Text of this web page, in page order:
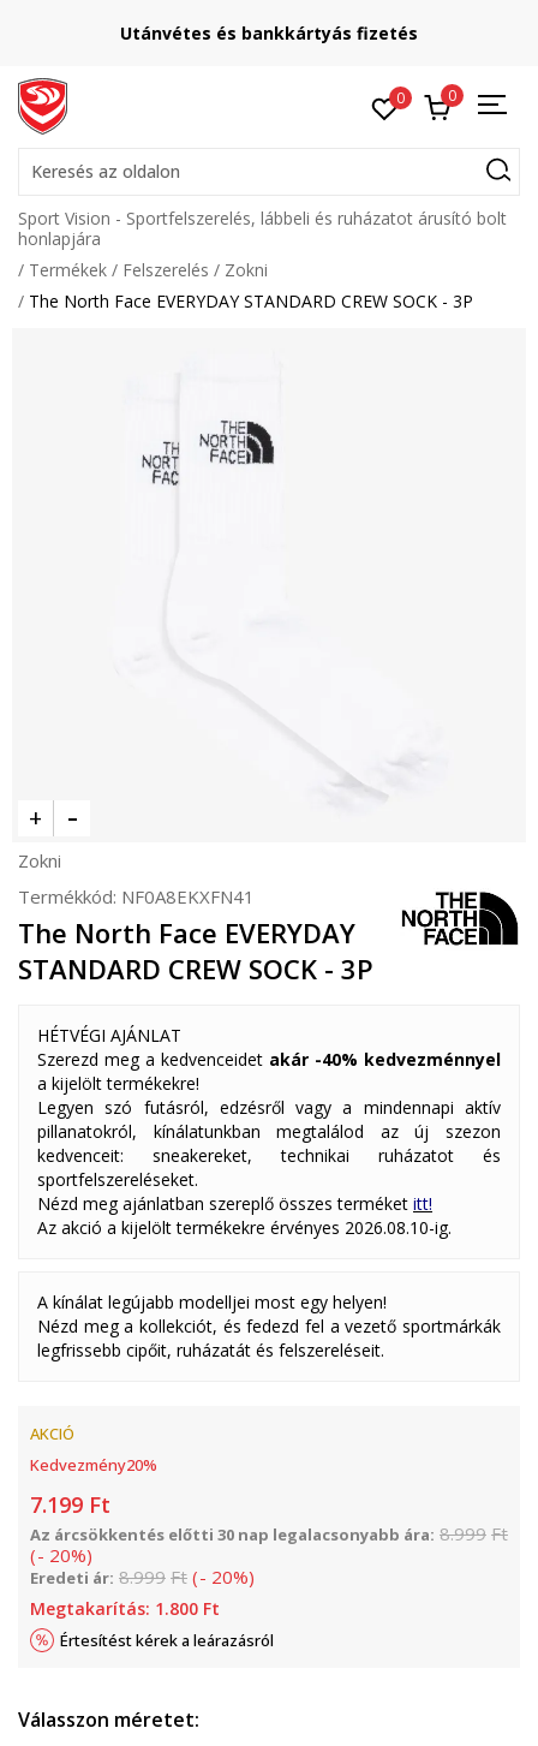
Utánvétes és bankkártyás fizetés
0 0
Keresés az oldalon
Sport Vision - Sportfelszerelés, lábbeli és ruházatot árusító bolt
honlapjára
Termékek
Felszerelés
Zokni
The North Face EVERYDAY STANDARD CREW SOCK - 3P
Zokni
Termékkód: NF0A8EKXFN41
The North Face EVERYDAY
STANDARD CREW SOCK - 3P
HÉTVÉGI AJÁNLAT
Szerezd meg a kedvenceidet akár -40% kedvezménnyel
a kijelölt termékekre!
Legyen szó futásról, edzésről vagy a mindennapi aktív
pillanatokról, kínálatunkban megtalálod az új szezon
kedvenceit: sneakereket, technikai ruházatot és
sportfelszereléseket.
Nézd meg ajánlatban szereplő összes terméket itt!
Az akció a kijelölt termékekre érvényes 2026.08.10-ig.
A kínálat legújabb modelljei most egy helyen!
Nézd meg a kollekciót, és fedezd fel a vezető sportmárkák
legfrissebb cipőit, ruházatát és felszereléseit.
AKCIÓ
Kedvezmény20%
7.199 Ft
Az árcsökkentés előtti 30 nap legalacsonyabb ára: 8.999 Ft
(- 20%)
Eredeti ár: 8.999 Ft (- 20%)
Megtakarítás: 1.800 Ft
Értesítést kérek a leárazásról
Válasszon méretet: